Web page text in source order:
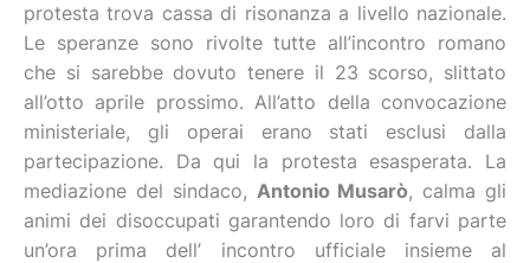
protesta trova cassa di risonanza a livello nazionale.
Le speranze sono rivolte tutte all’incontro romano
che si sarebbe dovuto tenere il 23 scorso, slittato
all’otto aprile prossimo. All’atto della convocazione
ministeriale, gli operai erano stati esclusi dalla
partecipazione. Da qui la protesta esasperata. La
mediazione del sindaco, Antonio Musarò, calma gli
animi dei disoccupati garantendo loro di farvi parte
un’ora prima dell’ incontro ufficiale insieme al